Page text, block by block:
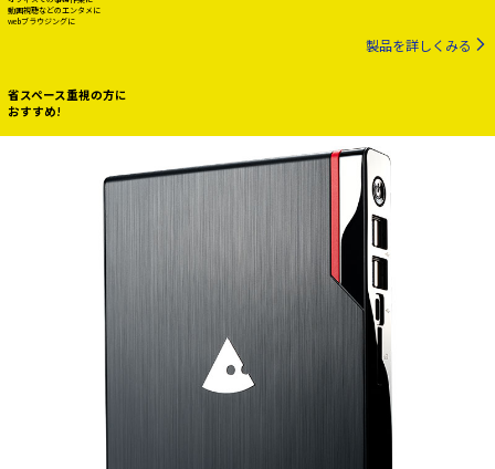
動画視聴などのエンタメに
webブラウジングに
製品を詳しくみる
省スペース重視の方に
おすすめ!